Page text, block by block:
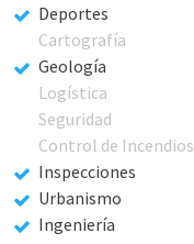
Deportes
Cartografía
Geología
Logística
Seguridad
Control de Incendios
Inspecciones
Urbanismo
Ingeniería